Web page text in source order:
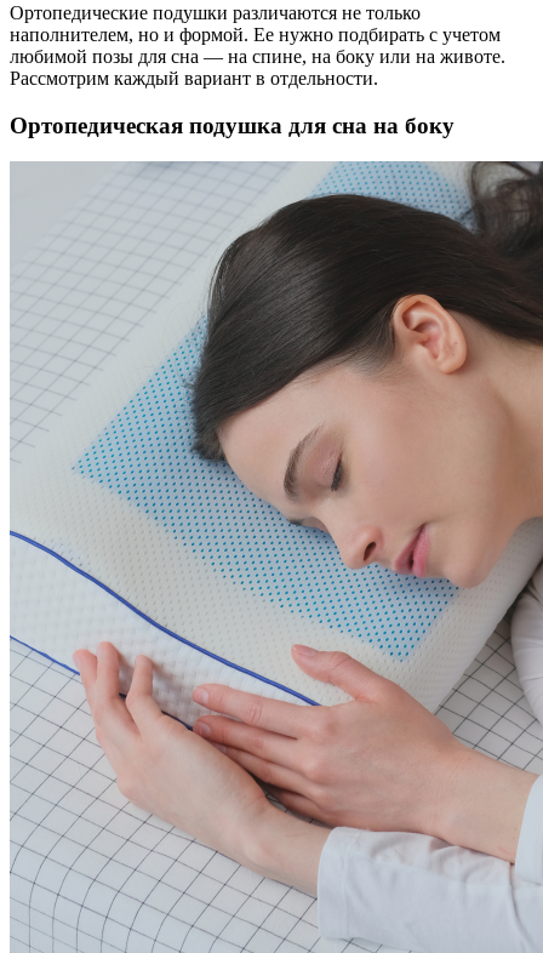
Ортопедические подушки различаются не только
наполнителем, но и формой. Ее нужно подбирать с учетом
любимой позы для сна — на спине, на боку или на животе.
Рассмотрим каждый вариант в отдельности.
Ортопедическая подушка для сна на боку